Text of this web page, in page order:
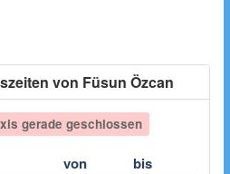
von Füsun Özcan
gerade geschlossen
von
bis